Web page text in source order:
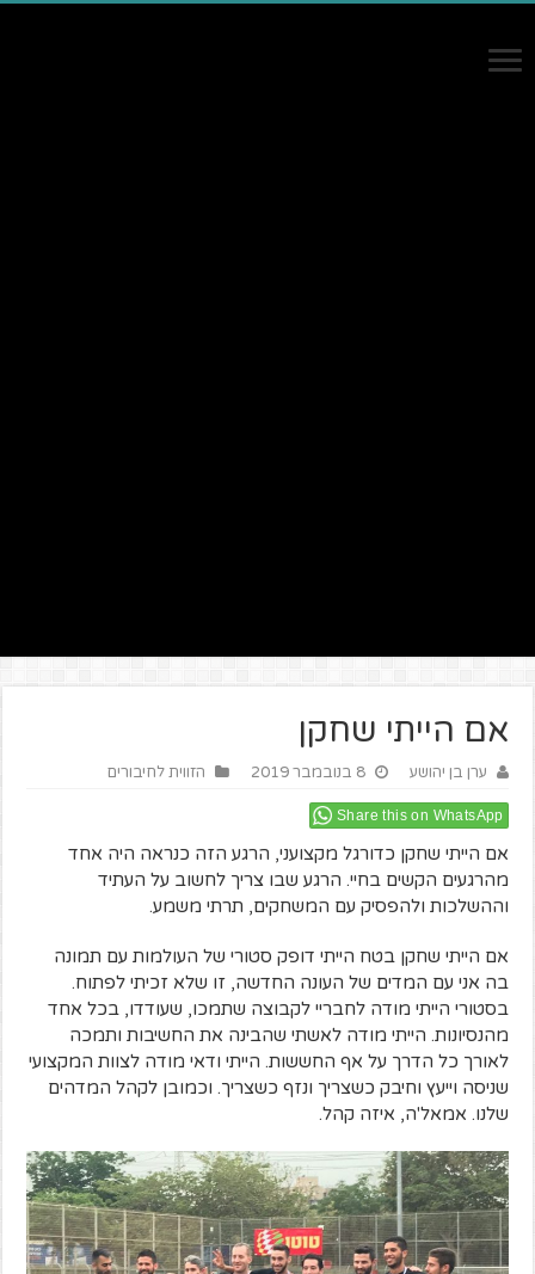
אם הייתי שחקן
ערן בן יהושע 8 בנובמבר 2019 הזווית לחיבורים
Share this on WhatsApp
אם הייתי שחקן כדורגל מקצועני, הרגע הזה כנראה היה אחד
מהרגעים הקשים בחיי. הרגע שבו צריך לחשוב על העתיד
וההשלכות ולהפסיק עם המשחקים, תרתי משמע.
אם הייתי שחקן בטח הייתי דופק סטורי של העולמות עם תמונה
בה אני עם המדים של העונה החדשה, זו שלא זכיתי לפתוח.
בסטורי הייתי מודה לחבריי לקבוצה שתמכו, שעודדו, בכל אחד
מהנסיונות. הייתי מודה לאשתי שהבינה את החשיבות ותמכה
לאורך כל הדרך על אף החששות. הייתי ודאי מודה לצוות המקצועי
שניסה וייעץ וחיבק כשצריך ונזף כשצריך. וכמובן לקהל המדהים
שלנו. אמאל'ה, איזה קהל.